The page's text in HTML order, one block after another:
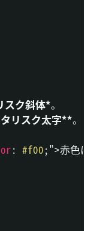
スク斜体*
リスク太字**。
: #f00;">赤色に